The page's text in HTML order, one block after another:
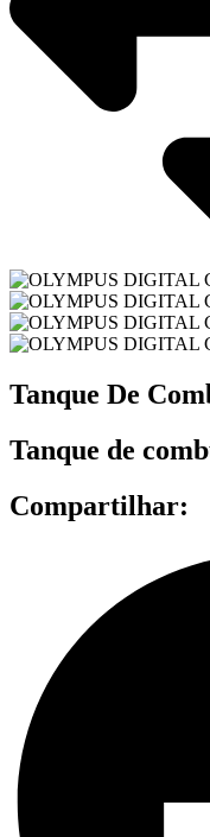
Tanque De
Tanque de
Compartilhar: